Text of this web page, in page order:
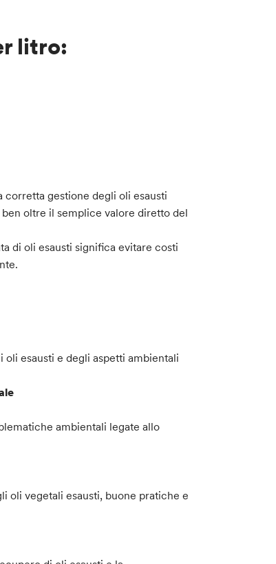
litro:
gestione degli oli esausti
oltre il semplice valore diretto del
di oli esausti significa evitare costi
esausti e degli aspetti ambientali
ambientali legate allo
oli vegetali esausti, buone pratiche e